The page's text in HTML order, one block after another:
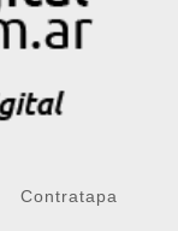
Contratapa